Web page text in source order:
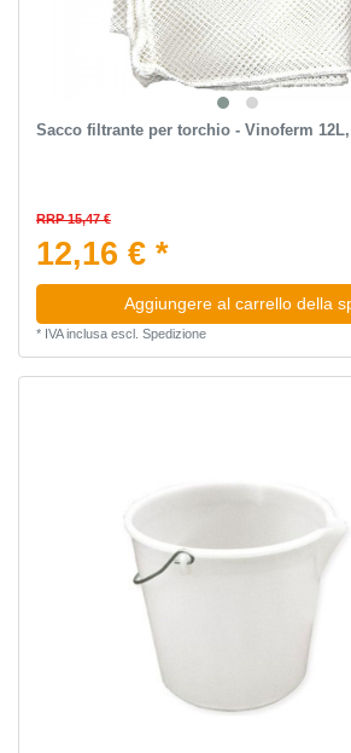
Sacco filtrante per torchio - Vinoferm 12L,
RRP 15,47 €
12,16 € *
Aggiungere al carrello della
* IVA inclusaescl. Spedizione